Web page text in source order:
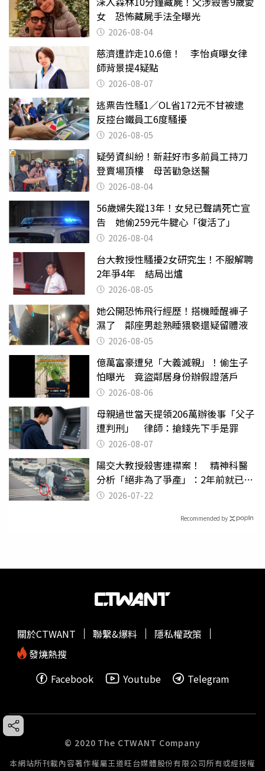
女 恐怖藏屍手法全曝光
2026-08-04
慈濟遭詐走10.6億！ 李怡貞曝女律
師背景提4疑點
2026-08-07
逃票告性騷1／OL省172元不甘被逮
反控台鐵員工6度騷擾
2026-08-05
疑勞資糾紛！新莊好市多前員工持刀
登賣場頂樓 母苦勸急送醫
2026-08-04
56歲婦失蹤13年！女兒已聲請死亡宣
告 她偷259元牛腱心「復活了」
2026-08-04
台大教授性騷擾2女研究生！不服解聘
2年爭4年 結局出爐
2026-08-05
她公開恐怖飛行經歷！搭機睡醒褲子
濕了 鄰座男趁熟睡猥褻還疑留體液
2026-08-05
億萬富豪遭兒「大義滅親」！偷生子
怕曝光 竟盜鄰居身份辦假證落戶
2026-08-06
母親過世當天提領206萬辦後事「父子
遭判刑」 律師：搶錢先下手是罪
2026-08-07
陽交大教授殺害連襟案！ 精神科醫
分析「絕非為了爭產」：2年前就已言
行詭異
2026-07-22
Recommended by
關於CTWANT 聯繫&爆料
隱私權政策
發燒熱搜
Facebook
Youtube Telegram
© 2020 The CTWANT Company
本網站所刊載內容著作權屬王道旺台媒體股份有限公司所有或經授權